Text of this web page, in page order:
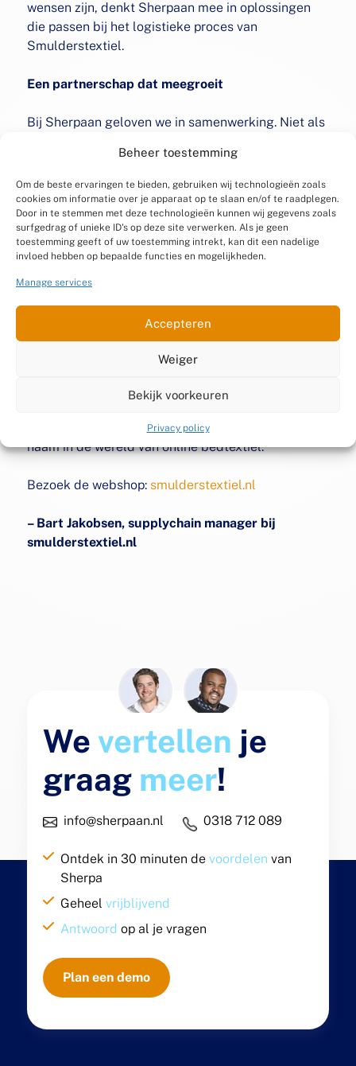
Beheer toestemming
Om de beste ervaringen te bieden, gebruiken wij technologieën zoals
cookies om informatie over je apparaat op te slaan en/of te raadplegen.
Door in te stemmen met deze technologieën kunnen wij gegevens zoals
surfgedrag of unieke ID's op deze site verwerken. Als je geen
toestemming geeft of uw toestemming intrekt, kan dit een nadelige
invloed hebben op bepaalde functies en mogelijkheden.
Manage services
Accepteren
Weiger
Bekijk voorkeuren
Privacy policy
wensen zijn, denkt Sherpaan mee in oplossingen
die passen bij het logistieke proces van
Smulderstextiel.
Een partnerschap dat meegroeit
Bij Sherpaan geloven we in samenwerking. Niet als
“Het contact is prettig en de lijnen zijn kort.
Sherpaan begrijpt onze business en denkt actief
mee.”
Over Smulderstextiel
topkwaliteit textiel aan consumenten in binnen- en
buitenland. De webshop biedt een breed
assortiment van bekende merken en eigen
collecties. Dankzij een klantgerichte aanpak,
Smulderstextiel uitgegroeid tot een gevestigde
naam in de wereld van online bedtextiel.
Bezoek de webshop: smulderstextiel.nl
– Bart Jakobsen, supplychain manager bij
smulderstextiel.nl
Wevertellen je
graag meer!
info@sherpaan.nl 0318 712 089
Ontdek in 30 minuten devoordelen van
Sherpa
Geheelvrijblijvend
Antwoord op al je vragen
Plan een demo